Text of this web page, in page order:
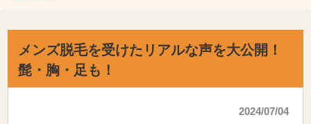
メンズ脱毛を受けたリアルな声を大公開！
髭・胸・足も！
2024/07/04